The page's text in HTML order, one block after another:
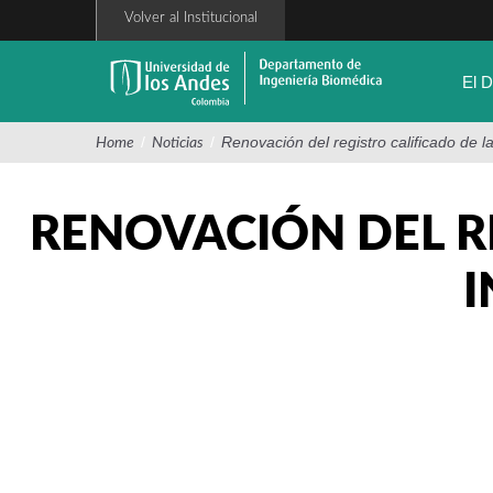
Volver al Institucional
El
Home / Noticias / Renovación del registro calificado de
RENOVACIÓN DEL